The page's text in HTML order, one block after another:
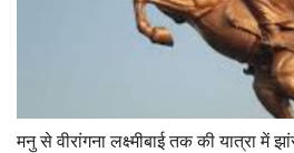
मनु से वीरांगना लक्ष्मीबाई तक की यात्रा में